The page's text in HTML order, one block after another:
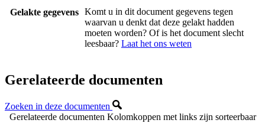
Gelakte gegevens Komt u in dit document gegevens tegen
waarvan u denkt dat deze gelakt hadden
moeten worden? Of is het document slecht
leesbaar? Laat het ons weten
Gerelateerde documenten
Zoeken in deze documenten
Gerelateerde documenten Kolomkoppen met links zijn sorteerbaar